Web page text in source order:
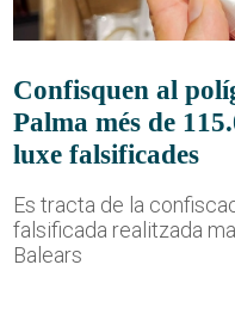
Confisquen al
Palma més de
luxe falsificades
Es tracta de la
falsificada realitzada
Balears